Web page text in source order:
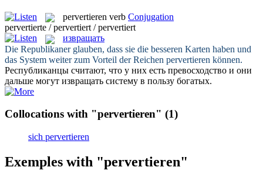
pervertieren verb Conjugation
pervertierte / pervertiert / pervertiert
извращать
Die Republikaner glauben, dass sie die besseren Karten haben und
das System weiter zum Vorteil der Reichen pervertieren können.
Республиканцы считают, что у них есть превосходство и они
дальше могут извращать систему в пользу богатых.
Collocations with "pervertieren" (1)
sich pervertieren
Exemples with "pervertieren"